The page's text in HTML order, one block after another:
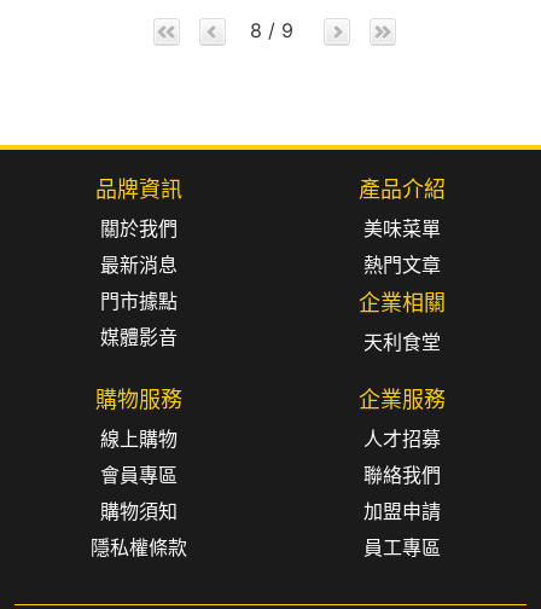
8 / 9
品牌資訊
關於我們
最新消息
門市據點
媒體影音
產品介紹
美味菜單
熱門文章
企業相關
天利食堂
購物服務
線上購物
會員專區
購物須知
隱私權條款
企業服務
人才招募
聯絡我們
加盟申請
員工專區